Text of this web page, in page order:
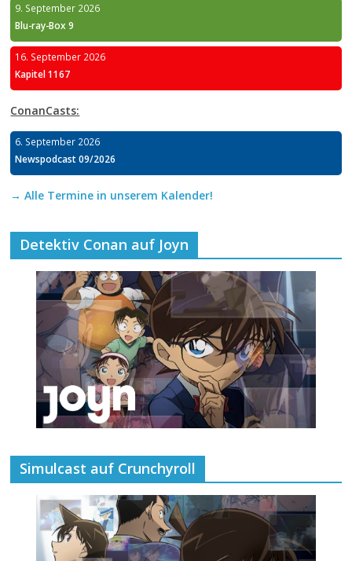
9. September 2026
Blu-ray-Box 9
16. September 2026
Kapitel 1167
ConanCasts:
6. September 2026
Newspodcast 09/2026
→ Alle Termine in unserem Kalender!
Detektiv Conan auf Joyn
Simulcast auf Crunchyroll